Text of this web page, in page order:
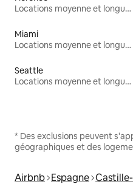
Locations moyenne et longue durée
Miami
Locations moyenne et longue durée
Seattle
Locations moyenne et longue durée
* Des exclusions peuvent
géographiques et des
Airbnb Espagne